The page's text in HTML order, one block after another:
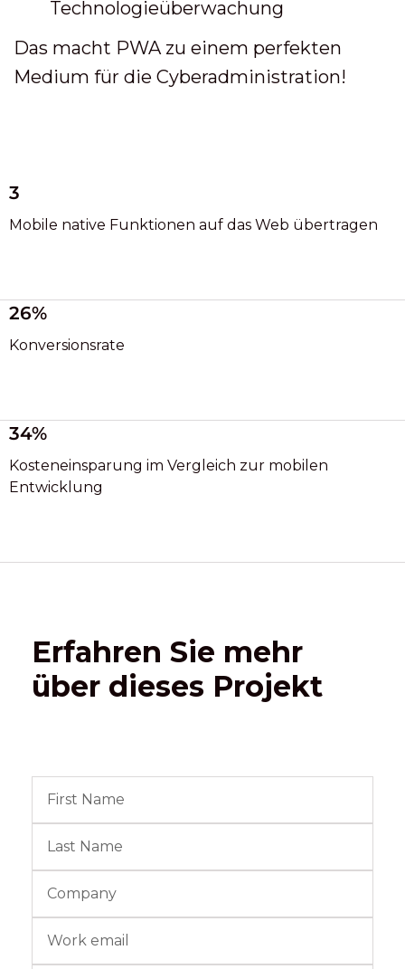
Technologieüberwachung
Das macht PWA zu einem perfekten
Medium für die Cyberadministration!
3
Mobile native Funktionen auf das Web übertragen
26%
Konversionsrate
34%
Kosteneinsparung im Vergleich zur mobilen
Entwicklung
Erfahren Sie mehr
über dieses Projekt